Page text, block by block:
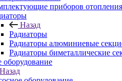
приборов отопления
Назад
Радиаторы
Радиаторы алюминиевые
Радиаторы биметаллические
оборудование
Назад